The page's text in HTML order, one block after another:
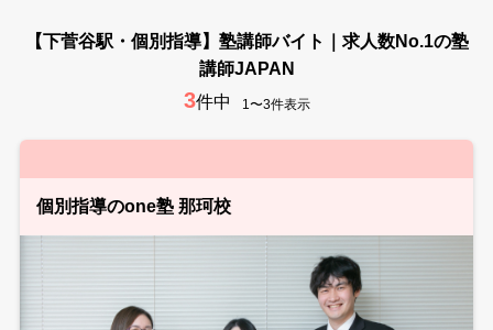
【下菅谷駅・個別指導】塾講師バイト｜求人数No.1の塾
講師JAPAN
3件中 1〜3件表示
個別指導のone塾 那珂校